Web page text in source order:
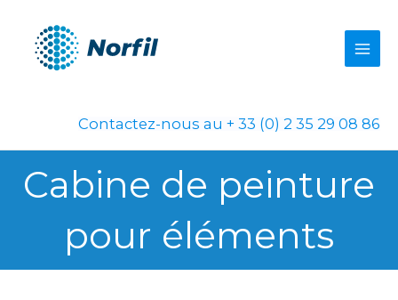
contenu
Contactez-nous au + 33 (0) 2 35 29 08 86
Cabine de peinture
pour éléments